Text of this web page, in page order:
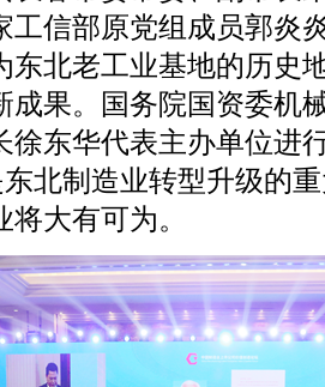
工信部原党组成员郭炎
东北老工业基地的历史
成果。国务院国资委机
徐东华代表主办单位进
东北制造业转型升级的
大有可为。